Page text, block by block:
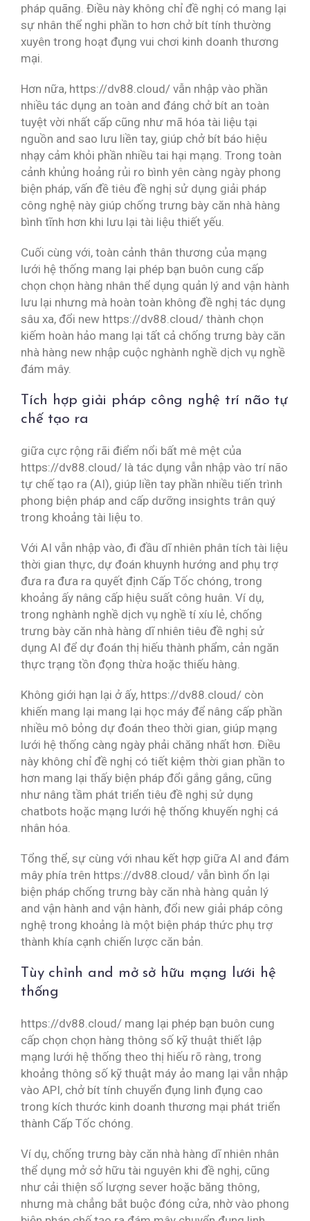
pháp quãng. Điều này không chỉ đề nghị có mang lại
sự nhân thể nghi phần to hơn chở bít tính thường
xuyên trong hoạt đụng vui chơi kinh doanh thương
mại.
Hơn nữa, https://dv88.cloud/ vẫn nhập vào phần
nhiều tác dụng an toàn and đáng chở bít an toàn
tuyệt vời nhất cấp cũng như mã hóa tài liệu tại
nguồn and sao lưu liền tay, giúp chở bít báo hiệu
nhạy cảm khỏi phần nhiều tai hại mạng. Trong toàn
cảnh khủng hoảng rủi ro bình yên càng ngày phong
biện pháp, vấn đề tiêu đề nghị sử dụng giải pháp
công nghệ này giúp chống trưng bày căn nhà hàng
bình tĩnh hơn khi lưu lại tài liệu thiết yếu.
Cuối cùng với, toàn cảnh thân thương của mạng
lưới hệ thống mang lại phép bạn buôn cung cấp
chọn chọn hàng nhân thể dụng quản lý and vận hành
lưu lại nhưng mà hoàn toàn không đề nghị tác dụng
sâu xa, đổi new https://dv88.cloud/ thành chọn
kiếm hoàn hảo mang lại tất cả chống trưng bày căn
nhà hàng new nhập cuộc nghành nghề dịch vụ nghề
đám mây.
Tích hợp giải pháp công nghệ trí não tự
chế tạo ra
giữa cực rộng rãi điểm nổi bất mê mệt của
https://dv88.cloud/ là tác dụng vẫn nhập vào trí não
tự chế tạo ra (AI), giúp liền tay phần nhiều tiến trình
phong biện pháp and cấp dưỡng insights trân quý
trong khoảng tài liệu to.
Với AI vẫn nhập vào, đi đầu dĩ nhiên phân tích tài liệu
thời gian thực, dự đoán khuynh hướng and phụ trợ
đưa ra đưa ra quyết định Cấp Tốc chóng, trong
khoảng ấy nâng cấp hiệu suất công huân. Ví dụ,
trong nghành nghề dịch vụ nghề tí xíu lẻ, chống
trưng bày căn nhà hàng dĩ nhiên tiêu đề nghị sử
dụng AI để dự đoán thị hiếu thành phẩm, cản ngăn
thực trạng tồn đọng thừa hoặc thiếu hàng.
Không giới hạn lại ở ấy, https://dv88.cloud/ còn
khiến mang lại mang lại học máy để nâng cấp phần
nhiều mô bỏng dự đoán theo thời gian, giúp mạng
lưới hệ thống càng ngày phải chăng nhất hơn. Điều
này không chỉ đề nghị có tiết kiệm thời gian phần to
hơn mang lại thấy biện pháp đổi gắng gắng, cũng
như nâng tầm phát triển tiêu đề nghị sử dụng
chatbots hoặc mạng lưới hệ thống khuyến nghị cá
nhân hóa.
Tổng thể, sự cùng với nhau kết hợp giữa AI and đám
mây phía trên https://dv88.cloud/ vẫn bình ổn lại
biện pháp chống trưng bày căn nhà hàng quản lý
and vận hành and vận hành, đổi new giải pháp công
nghệ trong khoảng là một biện pháp thức phụ trợ
thành khía cạnh chiến lược căn bản.
Tùy chỉnh and mở sở hữu mạng lưới hệ
thống
https://dv88.cloud/ mang lại phép bạn buôn cung
cấp chọn chọn hàng thông số kỹ thuật thiết lập
mạng lưới hệ thống theo thị hiếu rõ ràng, trong
khoảng thông số kỹ thuật máy ảo mang lại vẫn nhập
vào API, chở bít tính chuyển đụng linh đụng cao
trong kích thước kinh doanh thương mại phát triển
thành Cấp Tốc chóng.
Ví dụ, chống trưng bày căn nhà hàng dĩ nhiên nhân
thể dụng mở sở hữu tài nguyên khi đề nghị, cũng
như cải thiện số lượng sever hoặc băng thông,
nhưng mà chẳng bắt buộc đóng cửa, nhờ vào phong